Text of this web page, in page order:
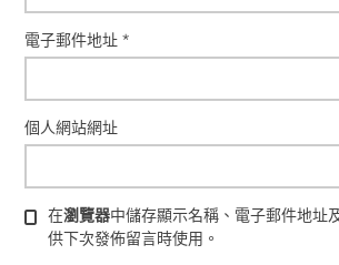
電子郵件地址*
個人網站網址
在瀏覽器中儲存顯示名稱、電子郵件地址
供下次發佈留言時使用。